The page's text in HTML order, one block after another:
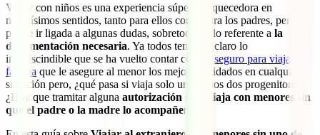
Viajar con niños es una experiencia súper enriquecedora en
muchísimos sentidos, tanto para ellos como para los padres, pero
puede ir ligada a algunas dudas, sobretodo en lo referente a la
documentación necesaria. Ya todos tenemos claro lo
imprescindible que se ha vuelto contar con un seguro para viajar en
familia que le asegure al menor los mejores cuidados en cualquier
situación pero, ¿qué pasa si viaja solo uno de los dos progenitores?
¿Hay que tramitar alguna autorización si se viaja con menores sin
que el padre o la madre lo acompañen